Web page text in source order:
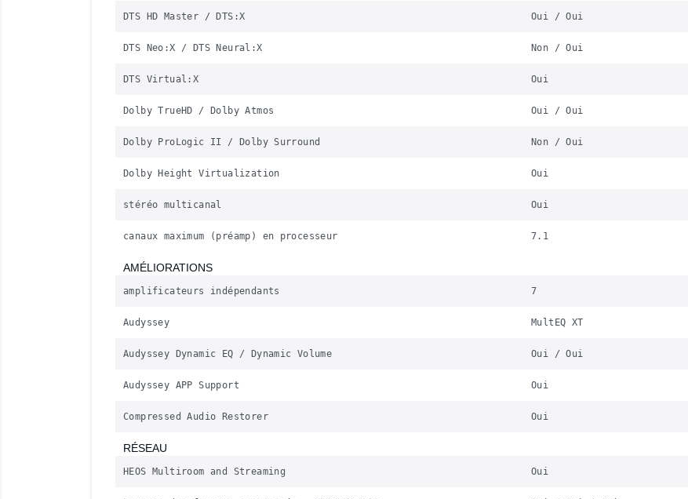
DTS HD Master / DTS:X Oui / Oui
DTS Neo:X / DTS Neural:X Non / Oui
DTS Virtual:X Oui
Dolby TrueHD / Dolby Atmos Oui / Oui
Dolby ProLogic II / Dolby Surround Non / Oui
Dolby Height Virtualization Oui
stéréo multicanal Oui
canaux maximum (préamp) en processeur 7.1
AMÉLIORATIONS
amplificateurs indépendants 7
Audyssey MultEQ XT
Audyssey Dynamic EQ / Dynamic Volume Oui / Oui
Audyssey APP Support Oui
Compressed Audio Restorer Oui
RÉSEAU
HEOS Multiroom and Streaming Oui